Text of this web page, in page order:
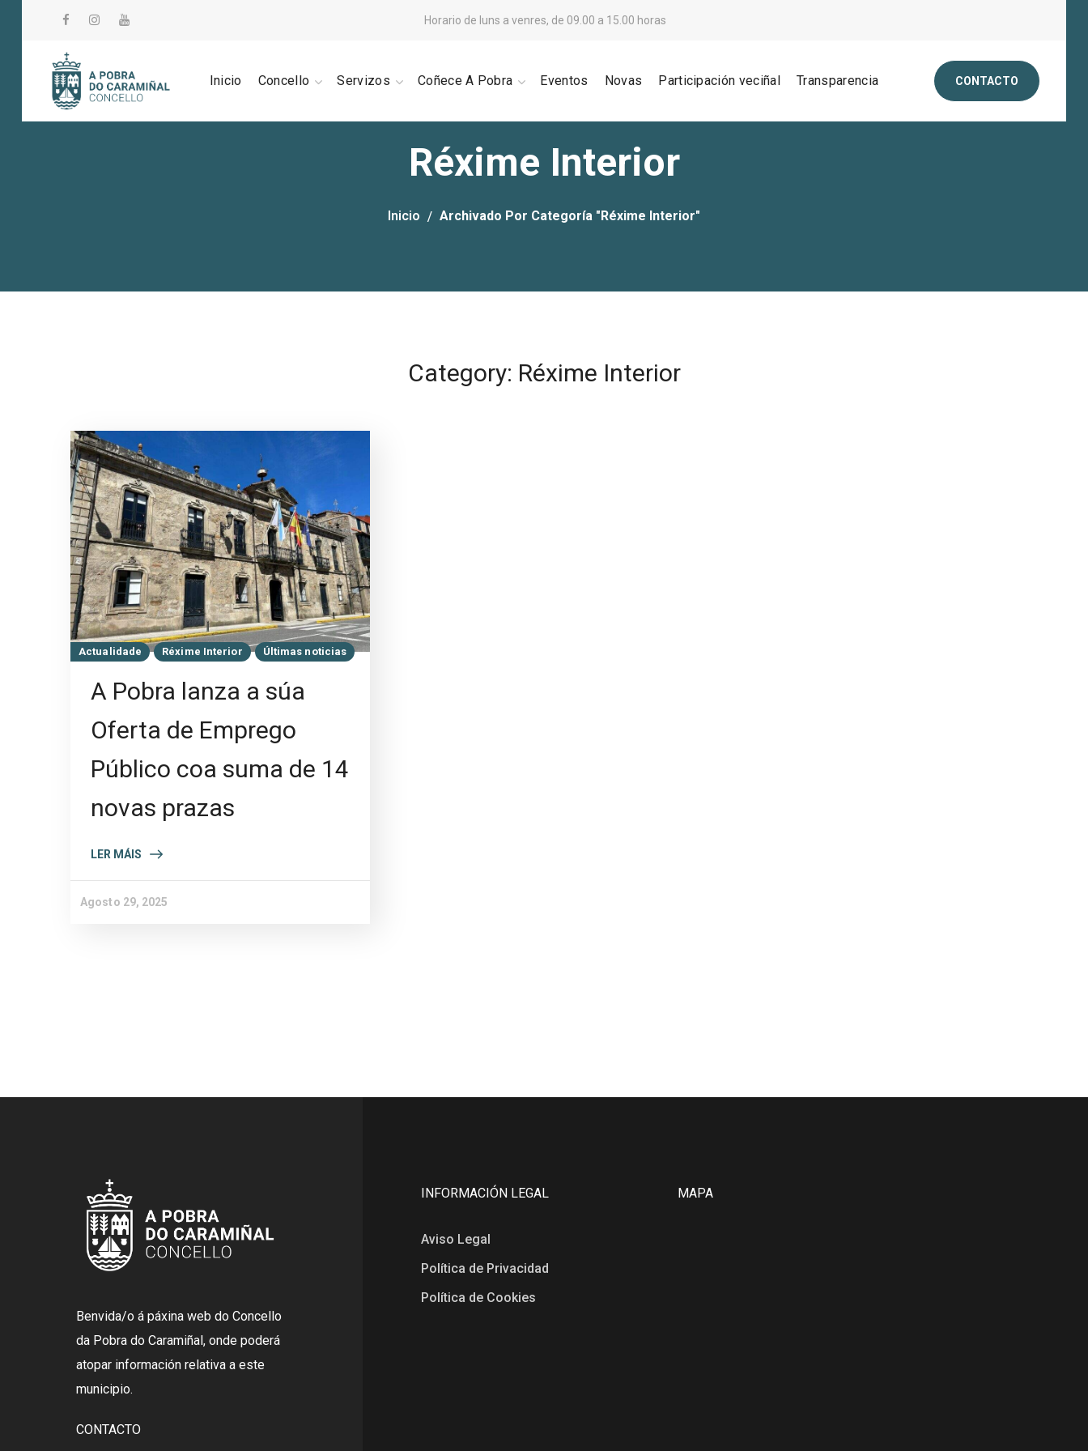
Horario de luns a venres, de 09.00 a 15.00 horas
Inicio Concello Servizos Coñece A Pobra Eventos Novas Participación veciñal Transparencia CONTACTO
Réxime Interior
Inicio Archivado Por Categoría "Réxime Interior"
Category: Réxime Interior
Actualidade Réxime Interior Últimas noticias
A Pobra lanza a súa
Oferta de Emprego
Público coa suma de 14
novas prazas
LER MÁIS
Agosto 29, 2025
Benvida/o á páxina web do Concello
da Pobra do Caramiñal, onde poderá
atopar información relativa a este
municipio.
CONTACTO
INFORMACIÓN LEGAL
Aviso Legal
Política de Privacidad
Política de Cookies
MAPA